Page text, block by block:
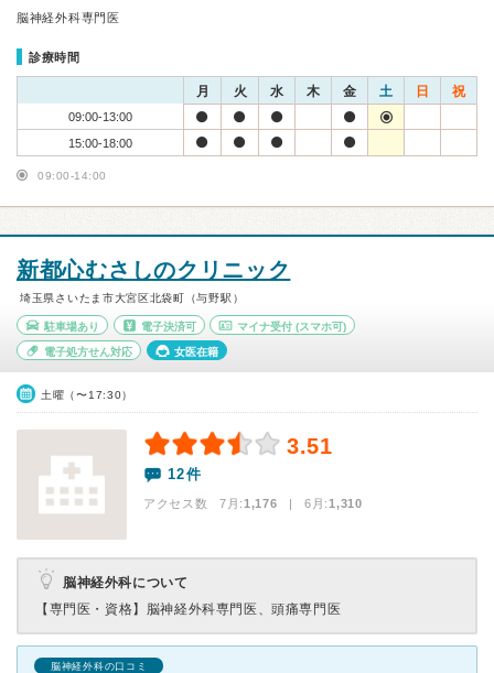
脳神経外科専門医
診療時間
月 火 水 木 金 土 日 祝
09:00-13:00
15:00-18:00
09:00-14:00
新都心むさしのクリニック
埼玉県さいたま市大宮区北袋町（与野駅）
駐車場あり 電子決済可 マイナ受付 (スマホ可)
電子処方せん対応 女医在籍
土曜（〜17:30）
3.51
12件
アクセス数 7月:1,176 | 6月:1,310
脳神経外科について
【専門医・資格】 脳神経外科専門医、頭痛専門医
脳神経外科の口コミ